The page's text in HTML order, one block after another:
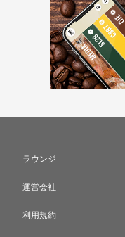
ラウンジ
運営会社
利用規約